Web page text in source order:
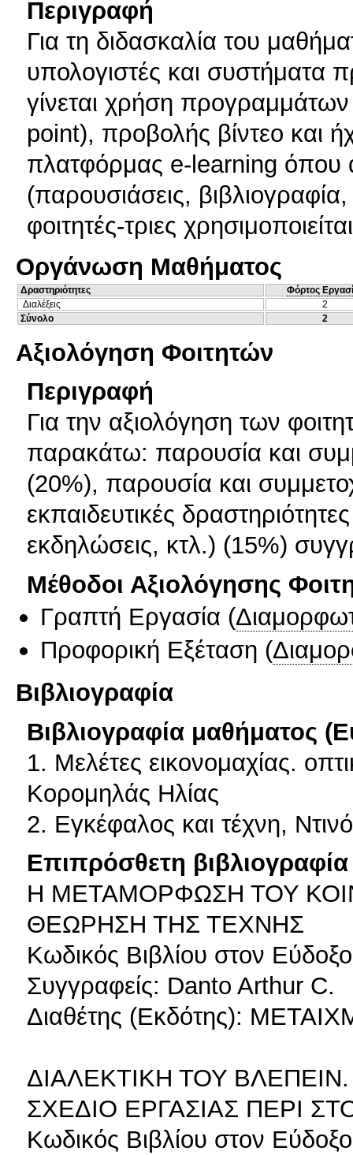
Περιγραφή
Για τη διδασκαλία του
υπολογιστές και συστήματα
γίνεται χρήση
point), προβολής βίντεο και
πλατφόρμας e-learning όπου
(παρουσιάσεις,
φοιτητές-τριες
Οργάνωση Μαθήματος
Δραστηριότητες
Φόρτος
Διαλέξεις
2
Σύνολο
2
Αξιολόγηση Φοιτητών
Περιγραφή
Για την αξιολόγηση των
παρακάτω: παρουσία και
(20%), παρουσία και
εκπαιδευτικές
εκδηλώσεις, κτλ.) (15%)
Μέθοδοι Αξιολόγησης
Γραπτή Εργασία (
Προφορική Εξέταση (
Βιβλιογραφία
Βιβλιογραφία μαθήματος
1. Μελέτες εικονομαχίας.
Κορομηλάς Ηλίας
2. Εγκέφαλος και τέχνη,
Επιπρόσθετη βιβλιογραφία
Η ΜΕΤΑΜΟΡΦΩΣΗ ΤΟΥ
ΘΕΩΡΗΣΗ ΤΗΣ ΤΕΧΝΗΣ
Κωδικός Βιβλίου στον
Συγγραφείς: Danto Arthur C.
Διαθέτης (Εκδότης):
ΔΙΑΛΕΚΤΙΚΗ ΤΟΥ
ΣΧΕΔΙΟ ΕΡΓΑΣΙΑΣ ΠΕΡΙ
Κωδικός Βιβλίου στον